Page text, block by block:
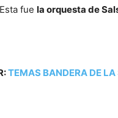
fue la orquesta de
TEMAS BANDERA DE